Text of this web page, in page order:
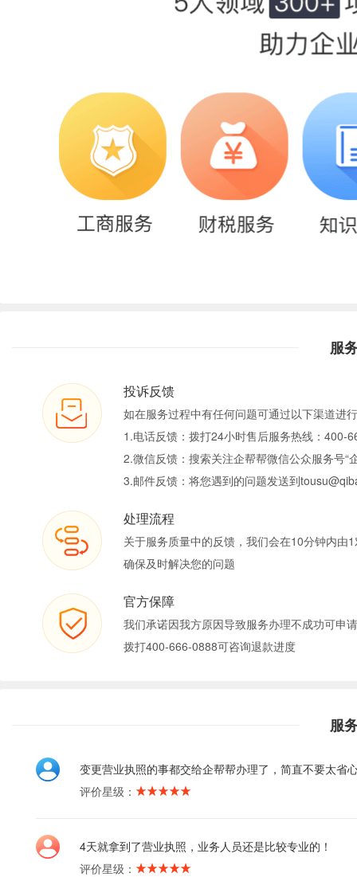
服
投诉反馈
如在服务过程中有任何问题可通过以下渠道进
1.电话反馈：拨打24小时售后服务热线：400-
2.微信反馈：搜索关注企帮帮微信公众服务号“
3.邮件反馈：将您遇到的问题发送到
处理流程
关于服务质量中的反馈，我们会在10分钟内由
确保及时解决您的问题
官方保障
我们承诺因我方原因导致服务办理不成功可申
拨打400-666-0888可咨询退款进度
服
变更营业执照的事都交给企帮帮办理了，简直不要太省
评价星级：
4天就拿到了营业执照，业务人员还是比较专业的！
评价星级：